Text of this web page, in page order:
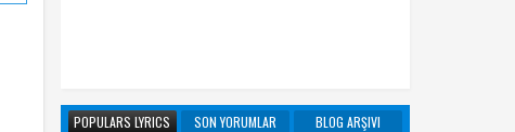
POPULARS LYRICS SON YORUMLAR BLOG ARŞIVI